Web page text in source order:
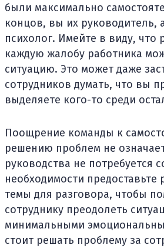
были максимально
концов, вы их руководитель,
психолог. Имейте в виду, что
каждую жалобу работника
ситуацию. Это может даже
сотрудников думать, что вы
выделяете кого-то среди
Поощрение команды к
решению проблем не
руководства не потребуется
необходимости
темы для разговора, чтобы
сотруднику преодолеть
минимальными
стоит решать проблему за